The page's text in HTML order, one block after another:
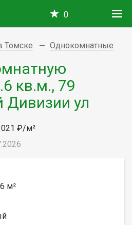
0
Томске Однокомнатные
кв.м., 79
Дивизии ул
021 ₽/м²
м²